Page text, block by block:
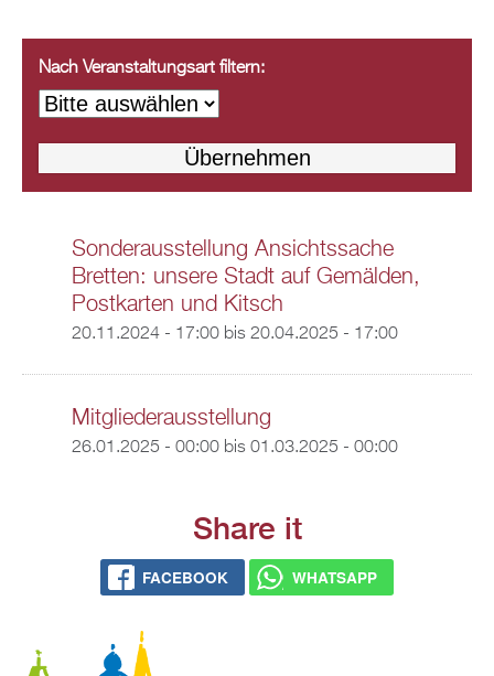
Nach Veranstaltungsart filtern:
Sonderausstellung Ansichtssache
Bretten: unsere Stadt auf Gemälden,
Postkarten und Kitsch
20.11.2024 - 17:00bis 20.04.2025 - 17:00
Mitgliederausstellung
26.01.2025 - 00:00bis 01.03.2025 - 00:00
Share it
FACEBOOK WHATSAPP